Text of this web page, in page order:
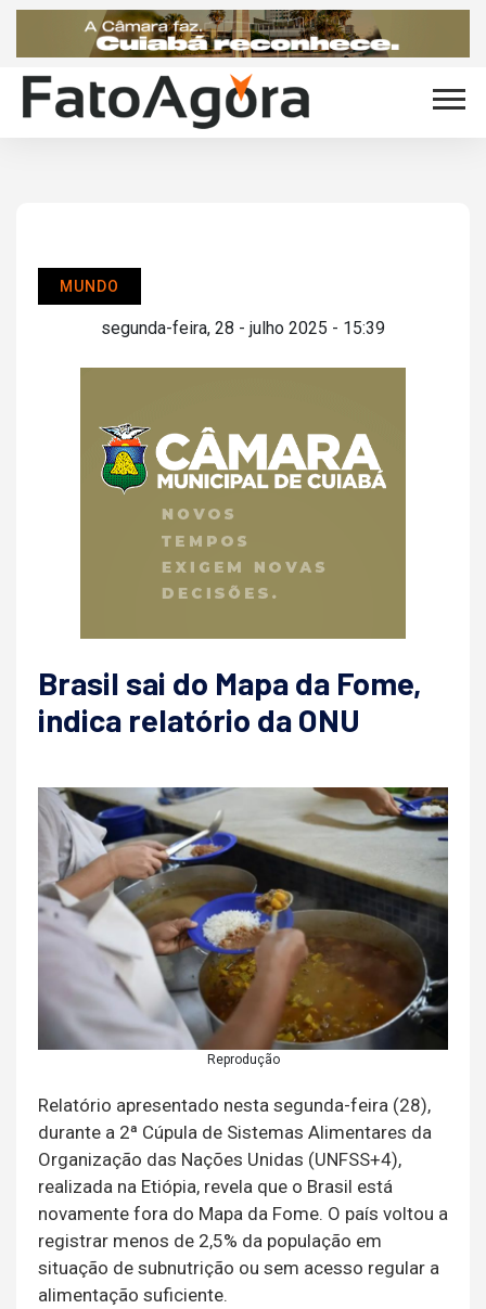
MUNDO
segunda-feira, 28 - julho 2025 - 15:39
Brasil sai do Mapa da Fome,
indica relatório da ONU
Reprodução
Relatório apresentado nesta segunda-feira (28),
durante a 2ª Cúpula de Sistemas Alimentares da
Organização das Nações Unidas (UNFSS+4),
realizada na Etiópia, revela que o Brasil está
novamente fora do Mapa da Fome. O país voltou a
registrar menos de 2,5% da população em
situação de subnutrição ou sem acesso regular a
alimentação suficiente.